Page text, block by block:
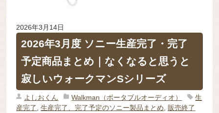
2026年3月14日
2026年3月度 ソニー生産完了・完了
予定商品まとめ｜なくなると思うと
寂しいウォークマンSシリーズ
よしおくん Walkman（ポータブルオーディオ）
生
産完了,生産完了、完了予定のソニー製品まとめ,販売終了